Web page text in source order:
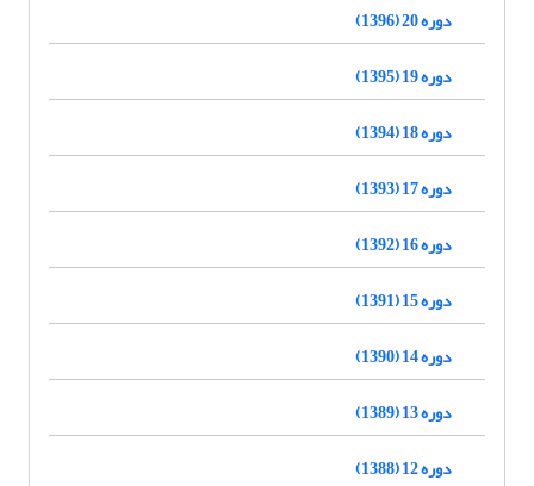
دوره 20 (1396)
دوره 19 (1395)
دوره 18 (1394)
دوره 17 (1393)
دوره 16 (1392)
دوره 15 (1391)
دوره 14 (1390)
دوره 13 (1389)
دوره 12 (1388)